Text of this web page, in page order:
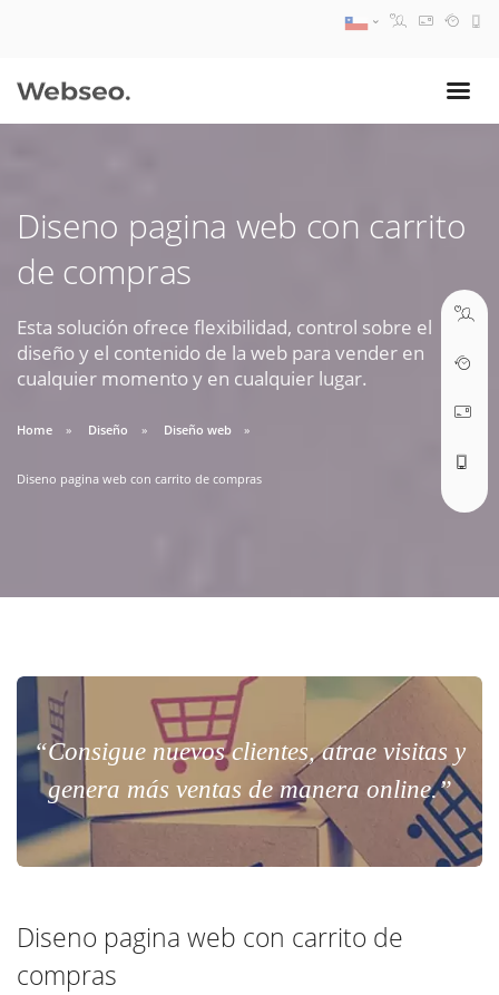
Diseno pagina web con carrito
de compras
Esta solución ofrece flexibilidad, control sobre el
diseño y el contenido de la web para vender en
cualquier momento y en cualquier lugar.
Home Diseño Diseño web
Diseno pagina web con carrito de compras
“Consigue nuevos clientes, atrae visitas y
genera más ventas de manera online.”
Diseno pagina web con carrito de
compras
09:30 AM A 18:30 PM
soporte@webseo.cl
ABRIR TICKET